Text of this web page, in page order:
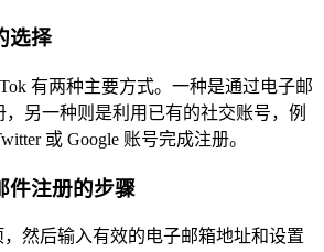
选择
有两种主要方式。一种是通过电子邮
另一种则是利用已有的社交账号，例
或 Google 账号完成注册。
件注册的步骤
，然后输入有效的电子邮箱地址和设置